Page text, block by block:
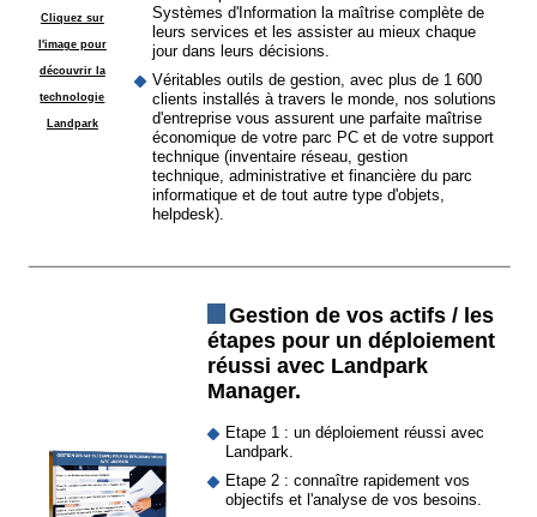
Cliquez sur
l'image pour
découvrir la
technologie
Landpark
Systèmes d'Information la maîtrise complète de
leurs services et les assister au mieux chaque
jour dans leurs décisions.
Véritables outils de gestion, avec plus de 1 600
clients installés à travers le monde, nos solutions
d'entreprise vous assurent une parfaite maîtrise
économique de votre parc PC et de votre support
technique (inventaire réseau, gestion
technique, administrative et financière du parc
informatique et de tout autre type d'objets,
helpdesk).
Gestion de vos actifs / les
étapes pour un déploiement
réussi avec Landpark
Manager.
Etape 1 : un déploiement réussi avec
Landpark.
Etape 2 : connaître rapidement vos
objectifs et l'analyse de vos besoins.